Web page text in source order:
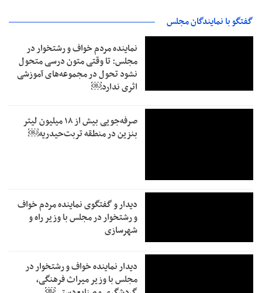
گفتگو با نمایندگان مجلس
نماینده مردم خواف و رشتخوار در
مجلس: تا وقتی متون درسی متحول
نشود تحول در مجموعه‌های آموزشی
اثری ندارد￼
صرفه‌جویی بیش از ۱۸ میلیون لیتر
بنزین در منطقه تربت‌حیدریه￼
دیدار و گفتگوی نماینده مردم خواف
و رشتخوار در مجلس با وزیر راه و
شهرسازی
دیدار نماینده خواف و رشتخوار در
مجلس با وزیر میراث فرهنگی،